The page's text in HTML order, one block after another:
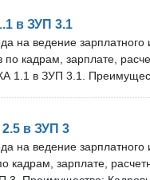
поддержки и
более 10
проверить наше
об удобном
в ЗУП 3.1
на ведение зарплатного
кадрам, зарплате,
1.1 в ЗУП 3.1.
поддержки и
более 10
проверить наше
об удобном времени
в ЗУП 3
на ведение зарплатного
кадрам, зарплате,